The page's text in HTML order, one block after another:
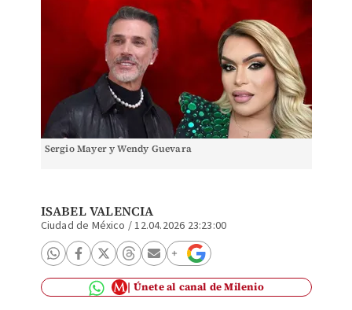
Sergio Mayer y Wendy Guevara
ISABEL VALENCIA
Ciudad de México /12.04.2026 23:23:00
Únete al canal de Milenio